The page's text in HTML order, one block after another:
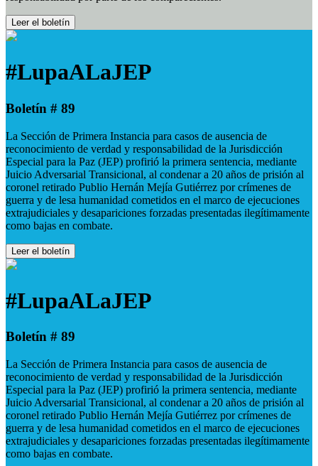
Leer el boletín
#LupaALaJEP
Boletín # 89
La Sección de Primera Instancia para casos de ausencia de
reconocimiento de verdad y responsabilidad de la Jurisdicción
Especial para la Paz (JEP) profirió la primera sentencia, mediante
Juicio Adversarial Transicional, al condenar a 20 años de prisión al
coronel retirado Publio Hernán Mejía Gutiérrez por crímenes de
guerra y de lesa humanidad cometidos en el marco de ejecuciones
extrajudiciales y desapariciones forzadas presentadas ilegítimamente
como bajas en combate.
Leer el boletín
#LupaALaJEP
Boletín # 89
La Sección de Primera Instancia para casos de ausencia de
reconocimiento de verdad y responsabilidad de la Jurisdicción
Especial para la Paz (JEP) profirió la primera sentencia, mediante
Juicio Adversarial Transicional, al condenar a 20 años de prisión al
coronel retirado Publio Hernán Mejía Gutiérrez por crímenes de
guerra y de lesa humanidad cometidos en el marco de ejecuciones
extrajudiciales y desapariciones forzadas presentadas ilegítimamente
como bajas en combate.